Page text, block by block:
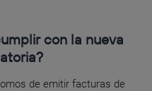
con la nueva
de emitir facturas de